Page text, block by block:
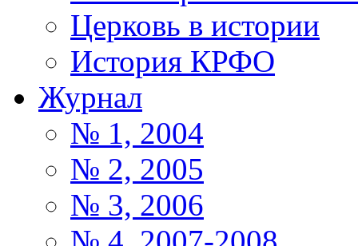
Церковь в истории
История КРФО
Журнал
№ 1, 2004
№ 2, 2005
№ 3, 2006